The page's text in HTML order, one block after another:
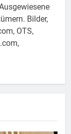
Bilder,
OTS,